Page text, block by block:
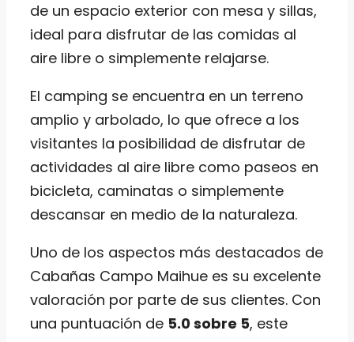
de un espacio exterior con mesa y sillas,
ideal para disfrutar de las comidas al
aire libre o simplemente relajarse.
El camping se encuentra en un terreno
amplio y arbolado, lo que ofrece a los
visitantes la posibilidad de disfrutar de
actividades al aire libre como paseos en
bicicleta, caminatas o simplemente
descansar en medio de la naturaleza.
Uno de los aspectos más destacados de
Cabañas Campo Maihue es su excelente
valoración por parte de sus clientes. Con
una puntuación de 5.0 sobre 5, este